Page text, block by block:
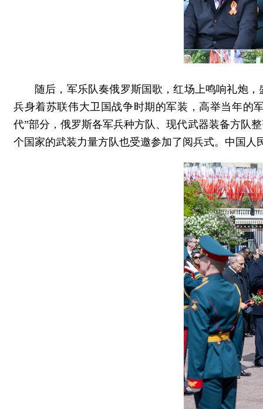
随后，军乐队奏俄罗斯国歌，红场上鸣响礼炮
兵身着苏联伟大卫国战争时期的军装，高举当年的
代”部分，俄罗斯各军兵种方队、现代武器装备方队
个国家的武装力量方队也受邀参加了阅兵式。中国